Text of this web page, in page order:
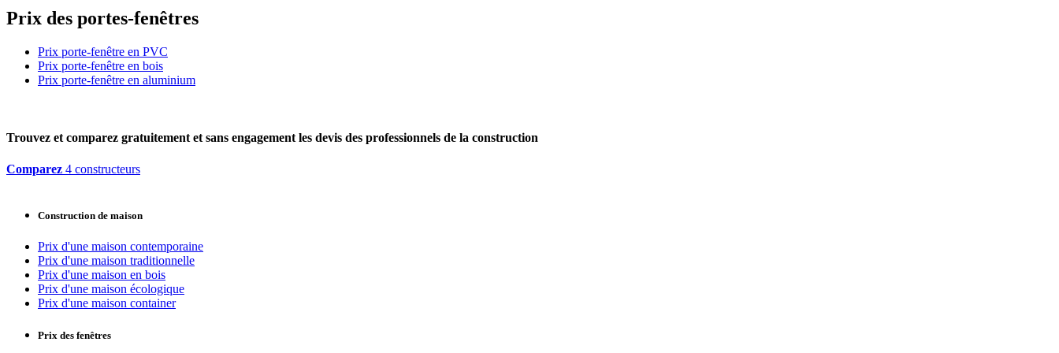
Prix des portes-fenêtres
Prix porte-fenêtre en PVC
Prix porte-fenêtre en bois
Prix porte-fenêtre en aluminium
Trouvez et comparez gratuitement et sans engagement les devis des professionnels de la construction
Comparez 4 constructeurs
Construction de maison
Prix d'une maison contemporaine
Prix d'une maison traditionnelle
Prix d'une maison en bois
Prix d'une maison écologique
Prix d'une maison container
Prix des fenêtres